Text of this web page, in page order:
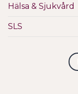
Hälsa & Sjukvård
SLS